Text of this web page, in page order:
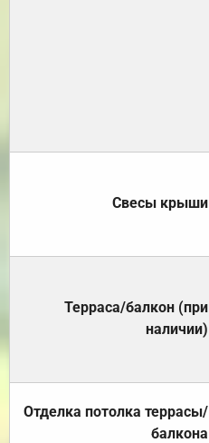
Свесы крыши
Терраса/балкон (при
наличии)
Отделка потолка террасы/
балкона